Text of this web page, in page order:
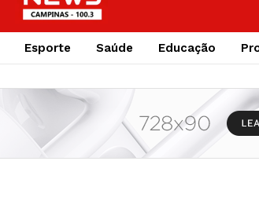
Esporte Saúde Educação